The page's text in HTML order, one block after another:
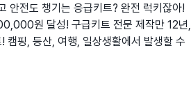
안전도 챙기는 응급키트? 완전 럭키잖아!
원 달성! 구급키트 전문 제작만 12년,
캠핑, 등산, 여행, 일상생활에서 발생할 수